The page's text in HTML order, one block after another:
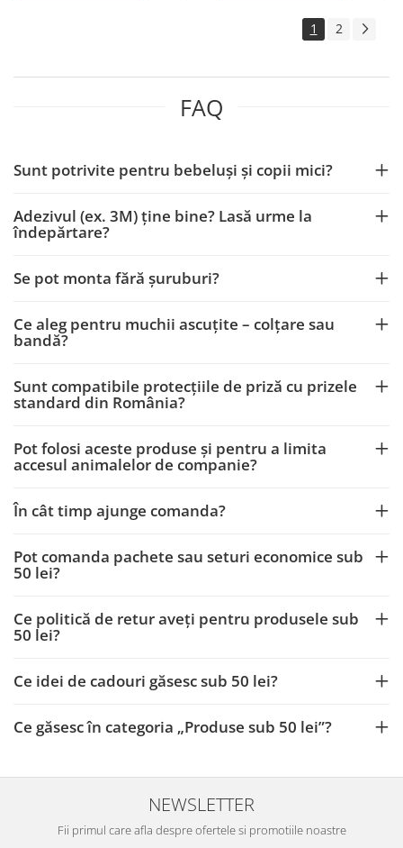
1 2
FAQ
Sunt potrivite pentru bebeluși și copii mici?
Adezivul (ex. 3M) ține bine? Lasă urme la
îndepărtare?
Se pot monta fără șuruburi?
Ce aleg pentru muchii ascuțite – colțare sau
bandă?
Sunt compatibile protecțiile de priză cu prizele
standard din România?
Pot folosi aceste produse și pentru a limita
accesul animalelor de companie?
În cât timp ajunge comanda?
Pot comanda pachete sau seturi economice sub
50 lei?
Ce politică de retur aveți pentru produsele sub
50 lei?
Ce idei de cadouri găsesc sub 50 lei?
Ce găsesc în categoria „Produse sub 50 lei”?
NEWSLETTER
Fii primul care afla despre ofertele si promotiile noastre